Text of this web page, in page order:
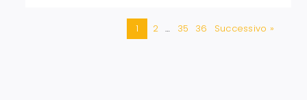
1 2 … 35 36 Successivo »